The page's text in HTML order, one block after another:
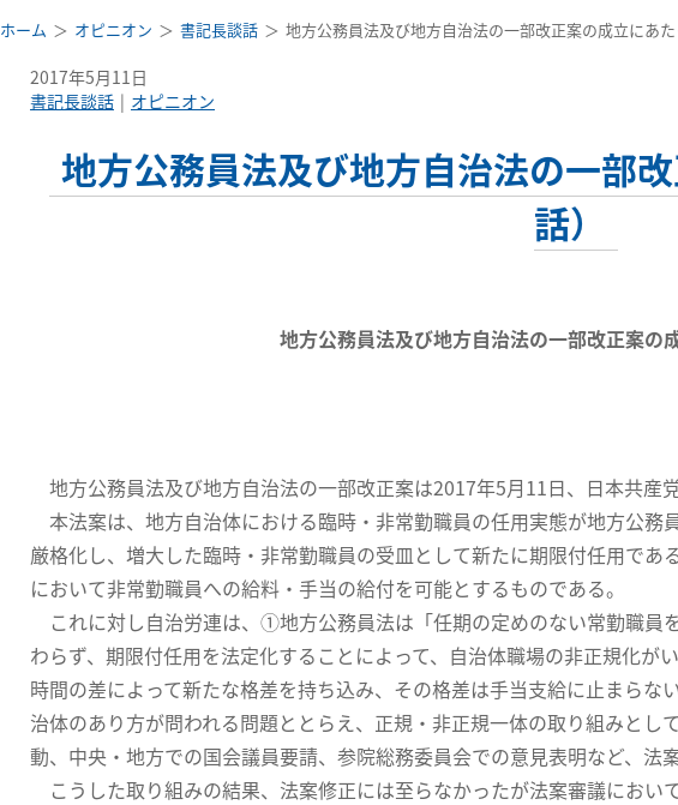
ホーム オピニオン 書記長談話 地方公務員法及び地方自治法の一部改正案の成立にあた
2017年5月11日
書記長談話
オピニオン
地方公務員法及び地方自治法の一部
話）
地方公務員法及び地方自治法の一部改正案の
地方公務員法及び地方自治法の一部改正案は2017年5月11日、日本共産
本法案は、地方自治体における臨時・非常勤職員の任用実態が地方公務
厳格化し、増大した臨時・非常勤職員の受皿として新たに期限付任用で
において非常勤職員への給料・手当の給付を可能とするものである。
これに対し自治労連は、①地方公務員法は「任期の定めのない常勤職員
わらず、期限付任用を法定化することによって、自治体職場の非正規化
時間の差によって新たな格差を持ち込み、その格差は手当支給に止まらな
治体のあり方が問われる問題ととらえ、正規・非正規一体の取り組みと
動、中央・地方での国会議員要請、参院総務委員会での意見表明など、法
こうした取り組みの結果、法案修正には至らなかったが法案審議におい